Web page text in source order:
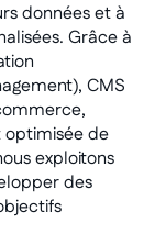
données et à
Grâce à
CMS
optimisée de
exploitons
des